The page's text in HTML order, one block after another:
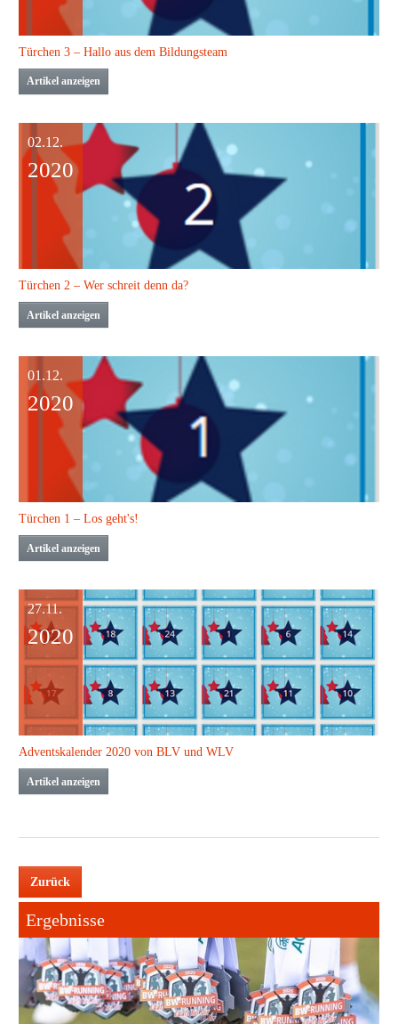
Türchen 3 – Hallo aus dem Bildungsteam
Artikel anzeigen
02.12.
2020
Türchen 2 – Wer schreit denn da?
Artikel anzeigen
01.12.
2020
Türchen 1 – Los geht's!
Artikel anzeigen
27.11.
2020
Adventskalender 2020 von BLV und WLV
Artikel anzeigen
Zurück
Ergebnisse